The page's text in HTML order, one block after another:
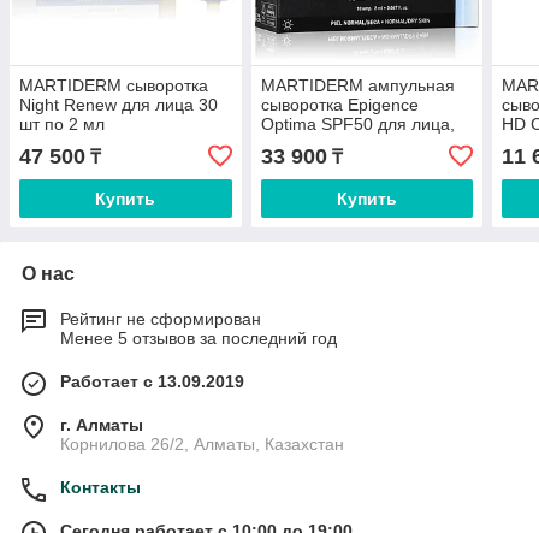
MARTIDERM сыворотка
Night Renew для лица 30
шт по 2 мл
47 500 ₸
Купить
MARTIDERM ампульная
сыворотка Epigence
Optima SPF50 для лица,
для зоны декольте 10 шт
по 2 мл
33 900₸
Купить
HD
11
О нас
Рейтинг не сформирован
Менее 5 отзывов за последний год
Работает с 13.09.2019
г. Алматы
Корнилова 26/2, Алматы, Казахстан
Контакты